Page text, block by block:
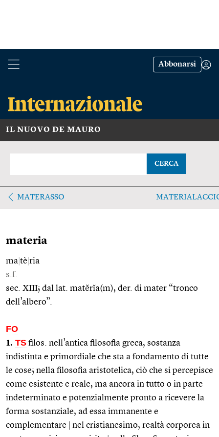
Abbonarsi
IL NUOVO DE MAURO
CERCA
MATERASSO
materia
ma tè ria
s.f.
sec. XIII; dal lat. matĕrĭa(m), der. di mater “tronco
dell’albero”.
FO
1. TS filos. nell’antica filosofia greca, sostanza
indistinta e primordiale che sta a fondamento di tutte
le cose; nella filosofia aristotelica, ciò che si percepisce
come esistente e reale, ma ancora in tutto o in parte
indeterminato e potenzialmente pronto a ricevere la
forma sostanziale, ad essa immanente e
complementare
nel cristianesimo, realtà corporea in